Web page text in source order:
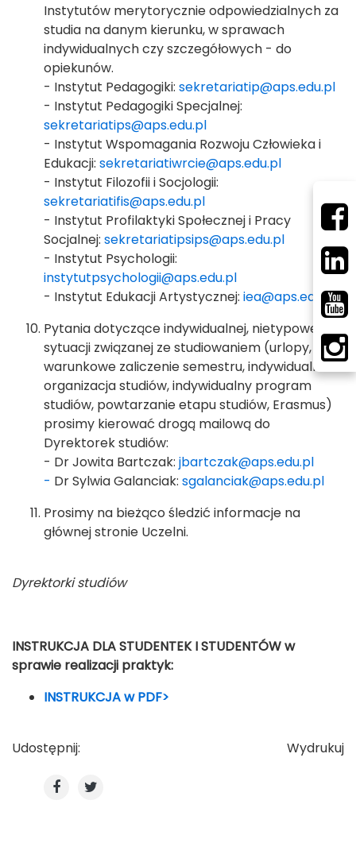
Instytutów merytorycznie odpowiedzialnych za
studia na danym kierunku, w sprawach
indywidualnych czy szczegółowych - do
opiekunów.
- Instytut Pedagogiki: sekretariatip@aps.edu.pl
- Instytut Pedagogiki Specjalnej:
sekretariatips@aps.edu.pl
- Instytut Wspomagania Rozwoju Człowieka i
Edukacji: sekretariatiwrcie@aps.edu.pl
- Instytut Filozofii i Socjologii:
sekretariatifis@aps.edu.pl
- Instytut Profilaktyki Społecznej i Pracy
Socjalnej: sekretariatipsips@aps.edu.pl
- Instytut Psychologii:
instytutpsychologii@aps.edu.pl
- Instytut Edukacji Artystycznej: iea@aps.edu.pl
Pytania dotyczące indywidualnej, nietypowej
sytuacji związanej ze studiowaniem (urlopy,
warunkowe zaliczenie semestru, indywidualna
organizacja studiów, indywidualny program
studiów, powtarzanie etapu studiów, Erasmus)
prosimy kierować drogą mailową do
Dyrektorek studiów:
- Dr Jowita Bartczak: jbartczak@aps.edu.pl
- Dr Sylwia Galanciak: sgalanciak@aps.edu.pl
Prosimy na bieżąco śledzić informacje na
głównej stronie Uczelni.
Dyrektorki studiów
INSTRUKCJA DLA STUDENTEK I STUDENTÓW w
sprawie realizacji praktyk:
INSTRUKCJA w PDF>
Udostępnij: Wydrukuj